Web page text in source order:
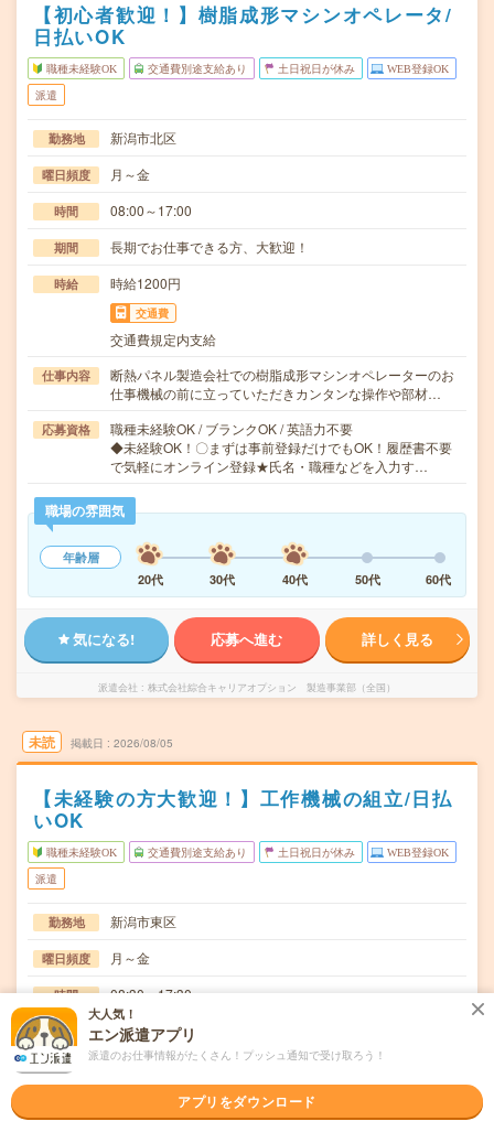
【初心者歓迎！】樹脂成形マシンオペレータ/
日払いOK
職種未経験OK 交通費別途支給あり 土日祝日が休み WEB登録OK
派遣
勤務地 新潟市北区
曜日頻度 月～金
時間 08:00～17:00
期間 長期でお仕事できる方、大歓迎！
時給 時給1200円
交通費
交通費規定内支給
仕事内容
断熱パネル製造会社での樹脂成形マシンオペレーターのお
仕事機械の前に立っていただきカンタンな操作や部材…
応募資格
職種未経験OK / ブランクOK / 英語力不要
◆未経験OK！〇まずは事前登録だけでもOK！履歴書不要
で気軽にオンライン登録★氏名・職種などを入力す…
職場の雰囲気
年齢層
20代
30代 40代 50代 60代
気になる! 応募へ進む 詳しく見る
派遣会社 株式会社綜合キャリアオプション 製造事業部（全国）
未読 掲載日 2026/08/05
【未経験の方大歓迎！】工作機械の組立/日払
いOK
職種未経験OK 交通費別途支給あり 土日祝日が休み WEB登録OK
派遣
勤務地 新潟市東区
曜日頻度 月～金
時間 08:30～17:30
期間 長期でお仕事できる方、大歓迎！
時給 時給1200円
交通費規定内支給
大人気！
エン派遣アプリ
派遣のお仕事情報がたくさん！プッシュ通知で受け取ろう！
アプリをダウンロード